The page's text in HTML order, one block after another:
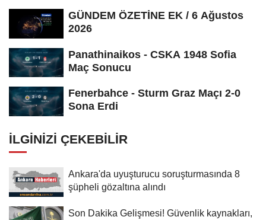
GÜNDEM ÖZETİNE EK / 6 Ağustos
2026
Panathinaikos - CSKA 1948 Sofia
Maç Sonucu
Fenerbahce - Sturm Graz Maçı 2-0
Sona Erdi
İLGINIZI ÇEKEBILIR
Ankara'da uyuşturucu soruşturmasında 8
şüpheli gözaltına alındı
Son Dakika Gelişmesi! Güvenlik kaynakları,